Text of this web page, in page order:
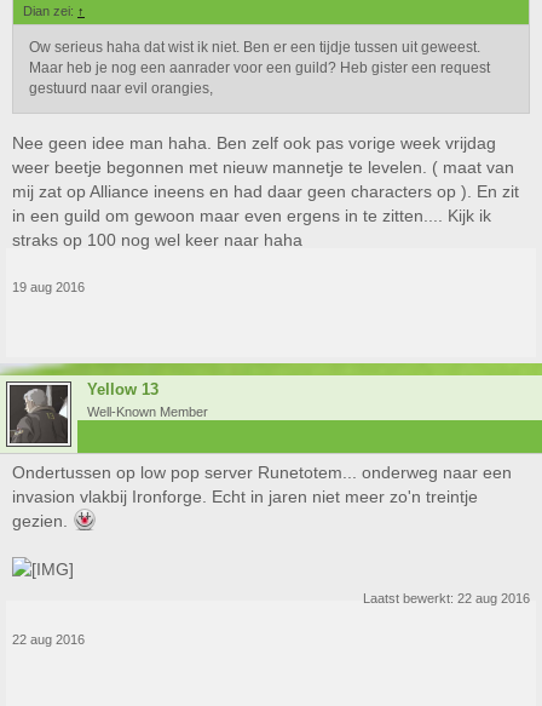
Dian zei: ↑
Ow serieus haha dat wist ik niet. Ben er een tijdje tussen uit geweest.
Maar heb je nog een aanrader voor een guild? Heb gister een request
gestuurd naar evil orangies,
Nee geen idee man haha. Ben zelf ook pas vorige week vrijdag
weer beetje begonnen met nieuw mannetje te levelen. ( maat van
mij zat op Alliance ineens en had daar geen characters op ). En zit
in een guild om gewoon maar even ergens in te zitten.... Kijk ik
straks op 100 nog wel keer naar haha
19 aug 2016
Yellow 13
Well-Known Member
Ondertussen op low pop server Runetotem... onderweg naar een
invasion vlakbij Ironforge. Echt in jaren niet meer zo'n treintje
gezien.
Laatst bewerkt: 22 aug 2016
22 aug 2016